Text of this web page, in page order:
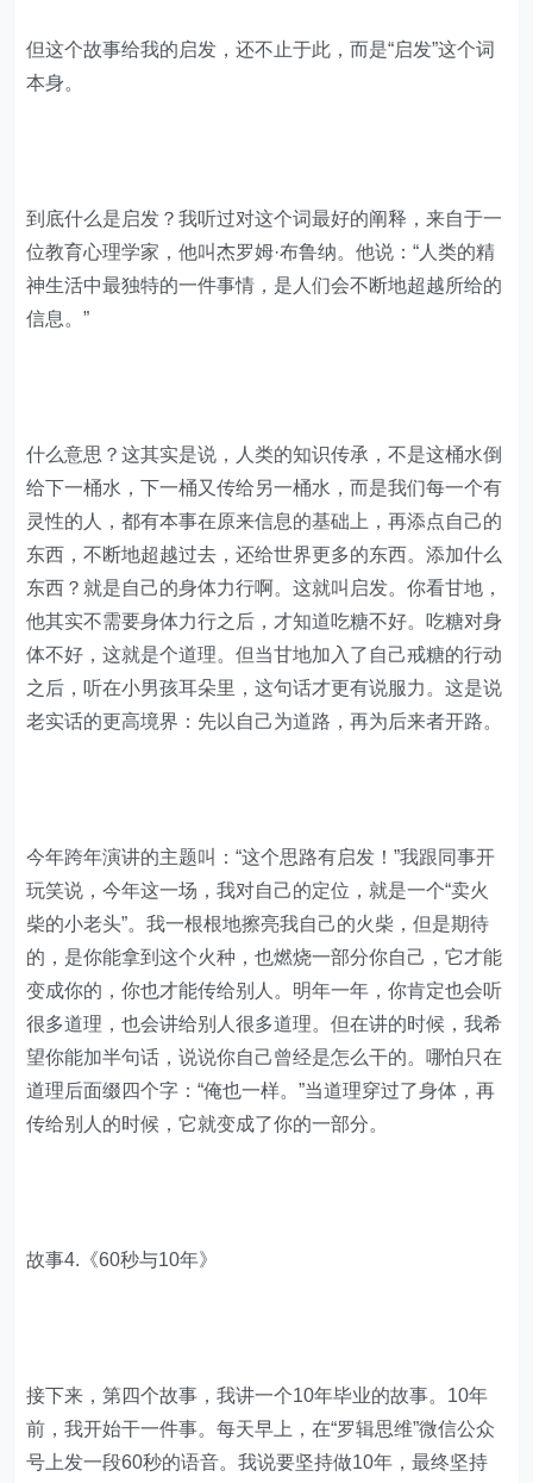
但这个故事给我的启发，还不止于此，而是“启发”这个词
本身。
到底什么是启发？我听过对这个词最好的阐释，来自于一
位教育心理学家，他叫杰罗姆·布鲁纳。他说：“人类的精
神生活中最独特的一件事情，是人们会不断地超越所给的
信息。”
什么意思？这其实是说，人类的知识传承，不是这桶水倒
给下一桶水，下一桶又传给另一桶水，而是我们每一个有
灵性的人，都有本事在原来信息的基础上，再添点自己的
东西，不断地超越过去，还给世界更多的东西。添加什么
东西？就是自己的身体力行啊。这就叫启发。你看甘地，
他其实不需要身体力行之后，才知道吃糖不好。吃糖对身
体不好，这就是个道理。但当甘地加入了自己戒糖的行动
之后，听在小男孩耳朵里，这句话才更有说服力。这是说
老实话的更高境界：先以自己为道路，再为后来者开路。
今年跨年演讲的主题叫：“这个思路有启发！”我跟同事开
玩笑说，今年这一场，我对自己的定位，就是一个“卖火
柴的小老头”。我一根根地擦亮我自己的火柴，但是期待
的，是你能拿到这个火种，也燃烧一部分你自己，它才能
变成你的，你也才能传给别人。明年一年，你肯定也会听
很多道理，也会讲给别人很多道理。但在讲的时候，我希
望你能加半句话，说说你自己曾经是怎么干的。哪怕只在
道理后面缀四个字：“俺也一样。”当道理穿过了身体，再
传给别人的时候，它就变成了你的一部分。
故事4.《60秒与10年》
接下来，第四个故事，我讲一个10年毕业的故事。10年
前，我开始干一件事。每天早上，在“罗辑思维”微信公众
号上发一段60秒的语音。我说要坚持做10年，最终坚持